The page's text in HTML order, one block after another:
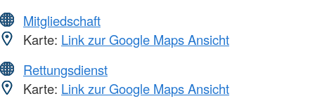
Mitgliedschaft
Karte: Link zur Google Maps Ansicht
Rettungsdienst
Karte: Link zur Google Maps Ansicht